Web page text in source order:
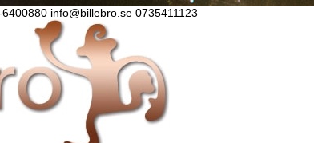
info@billebro.se 0735411123